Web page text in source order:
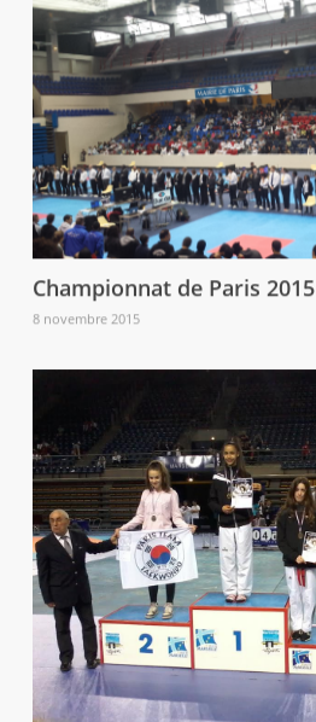
Championnat de Paris 2015
8 novembre 2015